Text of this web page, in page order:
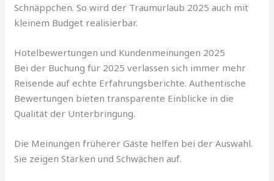
Schnäppchen. So wird der Traumurlaub 2025 auch mit
kleinem Budget realisierbar.
Hotelbewertungen und Kundenmeinungen 2025
Bei der Buchung für 2025 verlassen sich immer mehr
Reisende auf echte Erfahrungsberichte. Authentische
Bewertungen bieten transparente Einblicke in die
Qualität der Unterbringung.
Die Meinungen früherer Gäste helfen bei der Auswahl.
Sie zeigen Stärken und Schwächen auf.